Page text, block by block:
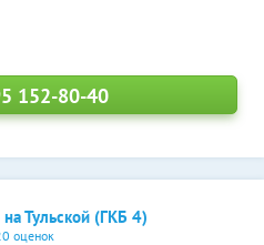
152-80-40
Тульской (ГКБ 4)
оценок